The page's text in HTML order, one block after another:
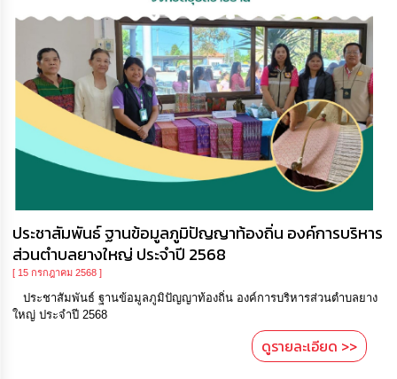
ประชาสัมพันธ์ ฐานข้อมูลภูมิปัญญาท้องถิ่น องค์การบริหาร
ส่วนตำบลยางใหญ่ ประจำปี 2568
[ 15 กรกฎาคม 2568 ]
ประชาสัมพันธ์ ฐานข้อมูลภูมิปัญญาท้องถิ่น องค์การบริหารส่วนตำบลยาง
ใหญ่ ประจำปี 2568
ดูรายละเอียด >>